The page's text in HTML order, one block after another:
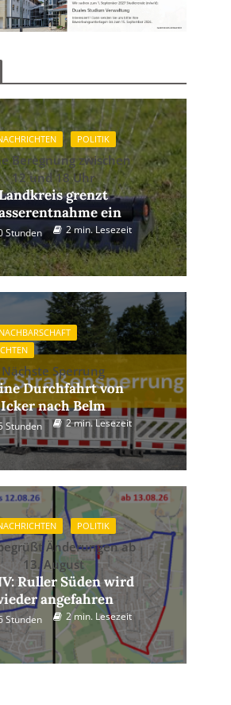
POLITIK
Beregnung zwischen
12 und 18 Uhr
grenzt
ein
Stunden 2 min. Lesezeit
Nächste Sperrung
Durchfahrt von
Icker nach Belm
Stunden 2 min. Lesezeit
POLITIK
Änderungen ab
13. August
Ruller Süden wird
angefahren
Stunden 2 min. Lesezeit